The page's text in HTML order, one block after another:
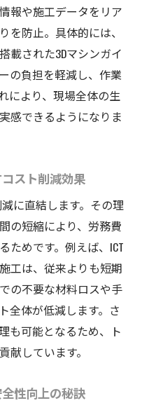
報や施工データをリア
を防止。具体的には、
載された3Dマシンガイ
の負担を軽減し、作業
により、現場全体の生
感できるようになりま
スト削減効果
に直結します。その理
の短縮により、労務費
ためです。例えば、ICT
工は、従来よりも短期
の不要な材料ロスや手
全体が低減します。さ
も可能となるため、ト
献しています。
性向上の秘訣